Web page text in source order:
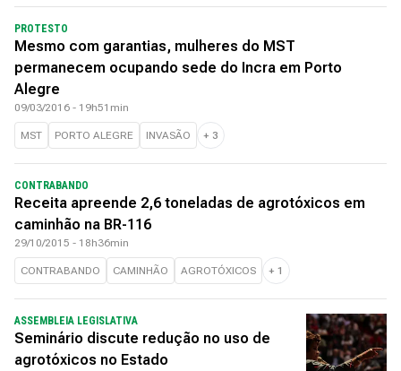
PROTESTO
Mesmo com garantias, mulheres do MST
permanecem ocupando sede do Incra em Porto
Alegre
09/03/2016 - 19h51min
MST PORTO ALEGRE INVASÃO + 3
CONTRABANDO
Receita apreende 2,6 toneladas de agrotóxicos em
caminhão na BR-116
29/10/2015 - 18h36min
CONTRABANDO CAMINHÃO AGROTÓXICOS + 1
ASSEMBLEIA LEGISLATIVA
Seminário discute redução no uso de
agrotóxicos no Estado